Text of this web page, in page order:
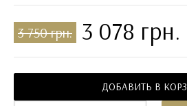
3 750 грн. 3 078 грн.
ДОБАВИТЬ В